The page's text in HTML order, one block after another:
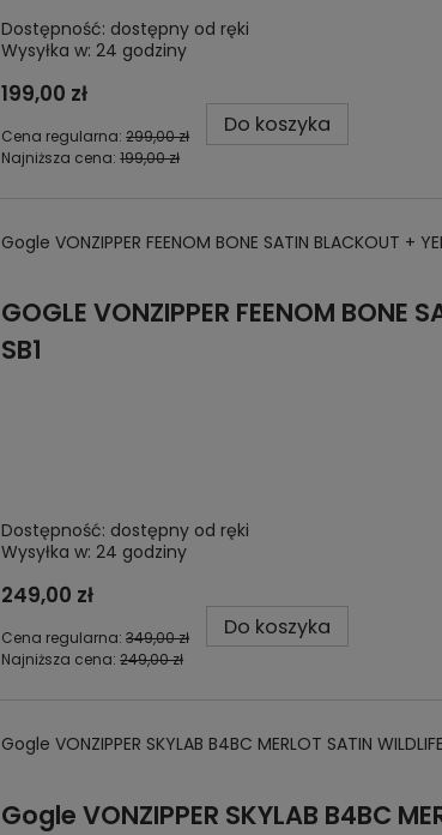
Dostępność: dostępny od ręki
Wysyłka w: 24 godziny
199,00 zł
Cena regularna:299,00 zł
Najniższa cena:199,00 zł
Do koszyka
Gogle VONZIPPER FEENOM BONE SATIN BLACKOUT +
GOGLEVONZIPPER FEENOM BONE
SB1
Dostępność: dostępny od ręki
Wysyłka w: 24 godziny
249,00 zł
Cena regularna:349,00 zł
Najniższa cena:249,00 zł
Do koszyka
Gogle VONZIPPER SKYLAB B4BC MERLOT SATIN
GogleVONZIPPER SKYLAB B4BC